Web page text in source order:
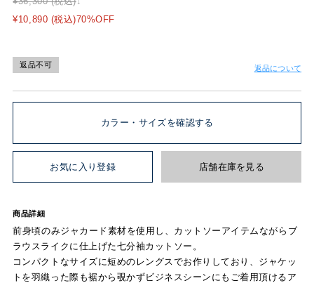
¥10,890 (税込)70%OFF
返品不可 返品について
カラー・サイズを確認する
お気に入り登録 店舗在庫を見る
商品詳細
前身頃のみジャカード素材を使用し、カットソーアイテムながらブ
ラウスライクに仕上げた七分袖カットソー。
コンパクトなサイズに短めのレングスでお作りしており、ジャケッ
トを羽織った際も裾から覗かずビジネスシーンにもご着用頂けるア